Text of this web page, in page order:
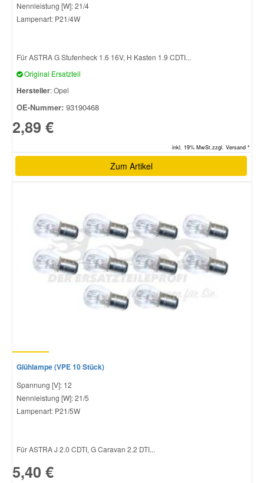
Nennleistung [W]: 21/4
Lampenart: P21/4W
Für ASTRA G Stufenheck 1.6 16V, H Kasten 1.9 CDTI...
Original Ersatzteil
Hersteller: Opel
OE-Nummer: 93190468
2,89 €
inkl. 19% MwSt.zzgl. Versand *
Zum Artikel
Glühlampe (VPE 10 Stück)
Spannung [V]: 12
Nennleistung [W]: 21/5
Lampenart: P21/5W
Für ASTRA J 2.0 CDTI, G Caravan 2.2 DTI...
5,40 €